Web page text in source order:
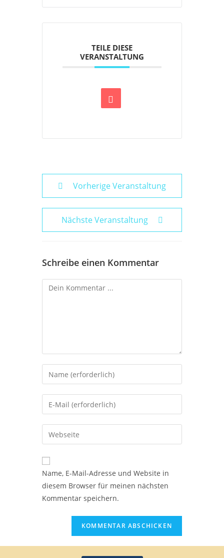
TEILE DIESE
VERANSTALTUNG
Vorherige Veranstaltung
Nächste Veranstaltung
Schreibe einen Kommentar
Name, E-Mail-Adresse und Website in
diesem Browser für meinen nächsten
Kommentar speichern.